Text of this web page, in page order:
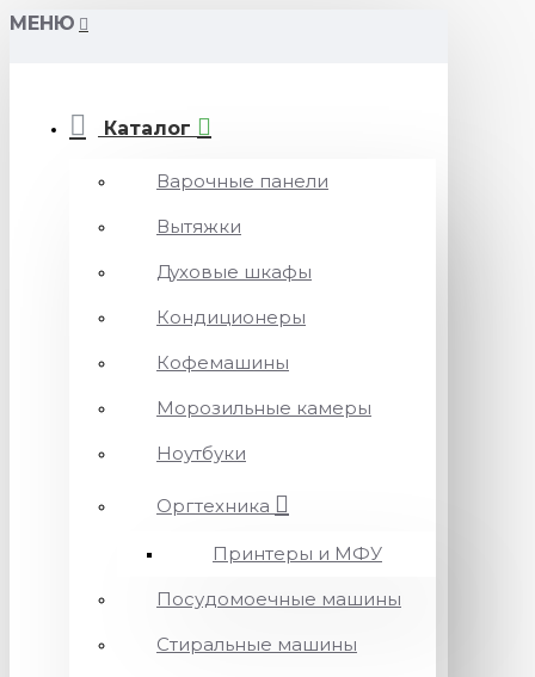
МЕНЮ
Каталог
Варочные панели
Вытяжки
Духовые шкафы
Кондиционеры
Кофемашины
Морозильные камеры
Ноутбуки
Оргтехника
Принтеры и МФУ
Посудомоечные машины
Стиральные машины